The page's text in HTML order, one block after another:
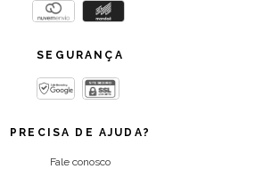
SEGURANÇA
PRECISA DE AJUDA?
Fale conosco